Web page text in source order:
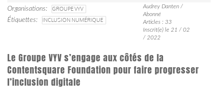
Organisations
GROUPE VYV
Étiquettes
INCLUSION NUMÉRIQUE
Audrey Danten /
Abonné
Articles : 33
Inscrit(e) le 21 / 02
/ 2022
Le Groupe VYV s’engage aux côtés de la
Contentsquare Foundation pour faire progresser
l’inclusion digitale